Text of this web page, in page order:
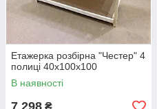
Етажерка розбірна "Честер" 4
полиці 40х100х100
В наявності
7 298 ₴